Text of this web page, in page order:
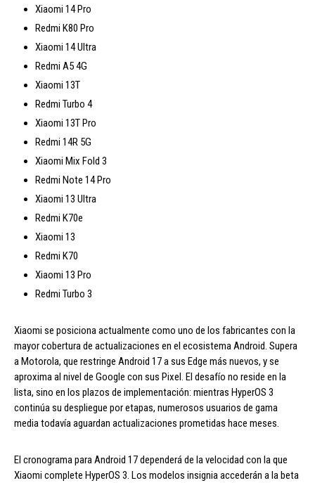
Xiaomi 14 Pro
Redmi K80 Pro
Xiaomi 14 Ultra
Redmi A5 4G
Xiaomi 13T
Redmi Turbo 4
Xiaomi 13T Pro
Redmi 14R 5G
Xiaomi Mix Fold 3
Redmi Note 14 Pro
Xiaomi 13 Ultra
Redmi K70e
Xiaomi 13
Redmi K70
Xiaomi 13 Pro
Redmi Turbo 3
Xiaomi se posiciona actualmente como uno de los fabricantes con la
mayor cobertura de actualizaciones en el ecosistema Android. Supera
a Motorola, que restringe Android 17 a sus Edge más nuevos, y se
aproxima al nivel de Google con sus Pixel. El desafío no reside en la
lista, sino en los plazos de implementación: mientras HyperOS 3
continúa su despliegue por etapas, numerosos usuarios de gama
media todavía aguardan actualizaciones prometidas hace meses.
El cronograma para Android 17 dependerá de la velocidad con la que
Xiaomi complete HyperOS 3. Los modelos insignia accederán a la beta